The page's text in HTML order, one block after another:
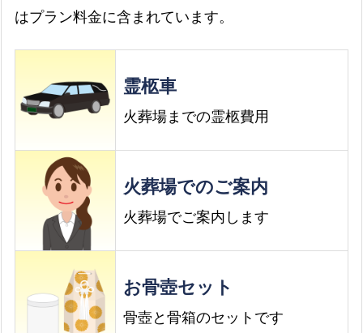
はプラン料金に含まれています。
霊柩車
火葬場までの霊柩費用
火葬場でのご案内
火葬場でご案内します
お骨壺セット
骨壺と骨箱のセットです